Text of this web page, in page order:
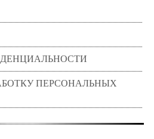
ПЕРСОНАЛЬНЫХ